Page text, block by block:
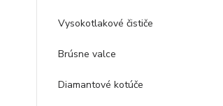
Vysokotlakové čističe
Brúsne valce
Diamantové kotúče